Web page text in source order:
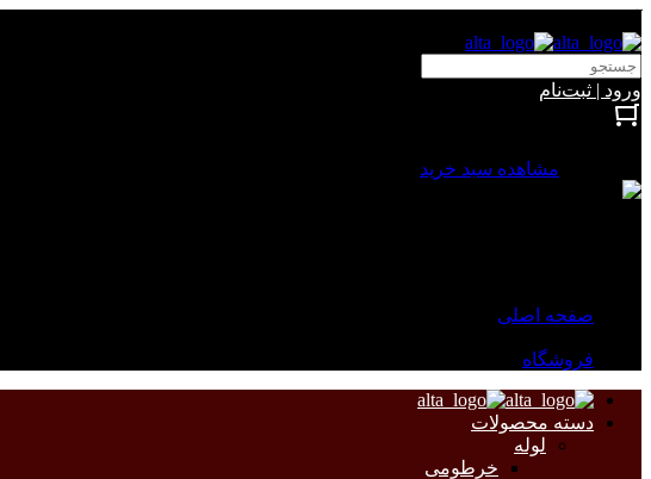
ورود | ثبت‌نام
مشاهده سبد خرید
صفحه اصلی
فروشگاه
دسته محصولات
لوله
خرطومی